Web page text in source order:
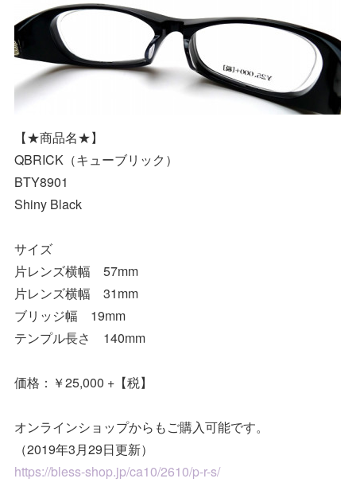
【★商品名★】
QBRICK（キューブリック）
BTY8901
Shiny Black
サイズ
片レンズ横幅 57mm
片レンズ横幅 31mm
ブリッジ幅 19mm
テンプル長さ 140mm
価格：￥25,000 +【税】
オンラインショップからもご購入可能です。
（2019年3月29日更新）
https://bless-shop.jp/ca10/2610/p-r-s/